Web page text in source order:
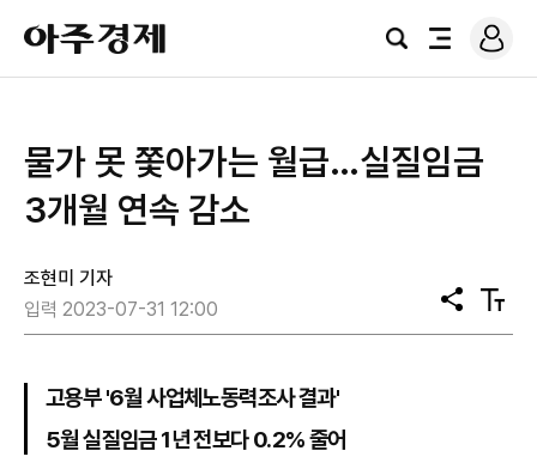
아
주
경
검
전
로
그
물가 못 쫓아가는 월급…실질임금
3개월 연속 감소
조현미 기자
입력 2023-07-31 12:00
공
유
텍
스
고용부 '6월 사업체노동력조사 결과'
5월 실질임금 1년 전보다 0.2% 줄어